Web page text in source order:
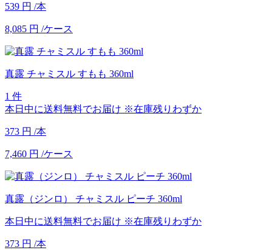
539 円 /本
8,085 円 /ケース
真露 チャミスル すもも 360ml
1 件
本日中に送料無料でお届け ※在庫残りわずか
373 円 /本
7,460 円 /ケース
真露（ジンロ） チャミスル ピーチ 360ml
本日中に送料無料でお届け ※在庫残りわずか
373 円 /本